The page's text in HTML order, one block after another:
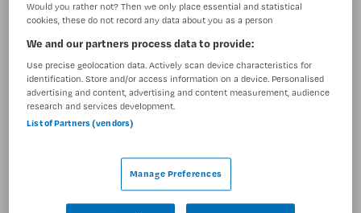
Vacature niet beschikbaar
Deze vacature Verpleegkundige verkoever endoscopie
bij Amsterdam UMC is niet meer actueel. Hieronder
staan enkele vergelijkbare vacatures die voor u wellicht
interessant zijn.
Would you rather not? Then we only place essential and statistical
cookies, these do not record any data about you as a person
We and our partners process data to provide:
Use precise geolocation data. Actively scan device characteristics for
identification. Store and/or access information on a device. Personalised
advertising and content, advertising and content measurement, audience
research and services development.
List of Partners (vendors)
Manage Preferences